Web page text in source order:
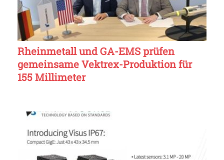
Rheinmetall und GA-EMS prüfen
gemeinsame Vektrex-Produktion für
155 Millimeter